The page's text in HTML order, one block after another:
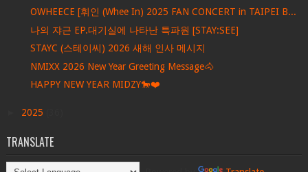
OWHEECE [휘인 (Whee In) 2025 FAN CONCERT in TAIPEI B...
나의 쟈근 EP.대기실에 나타난 특파원 [STAY:SEE]
STAYC (스테이씨) 2026 새해 인사 메시지
NMIXX 2026 New Year Greeting Message🐴
HAPPY NEW YEAR MIDZY🐎❤️
2025
TRANSLATE